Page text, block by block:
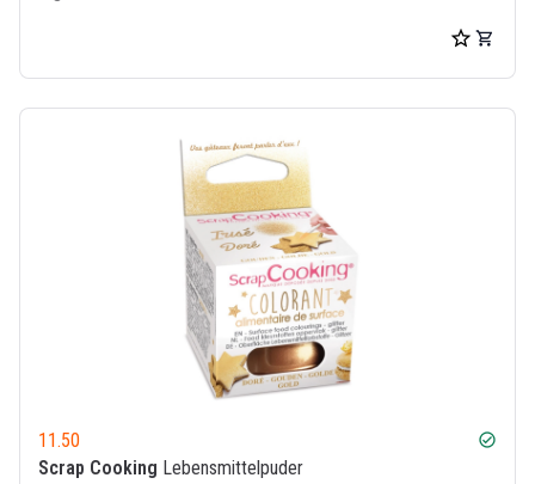
11.50 check_circle
Scrap Cooking Lebensmittelpuder